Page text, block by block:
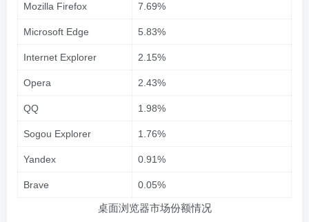
Mozilla Firefox 7.69%
Microsoft Edge 5.83%
Internet Explorer 2.15%
Opera 2.43%
QQ 1.98%
Sogou Explorer 1.76%
Yandex 0.91%
Brave 0.05%
桌面浏览器市场份额情况